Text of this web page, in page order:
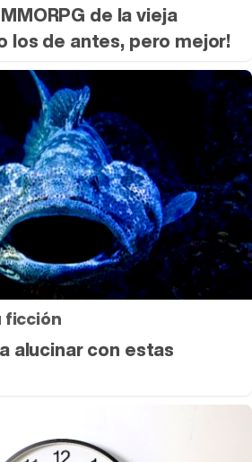
de la vieja
los de antes, pero mejor!
ficción
alucinar con estas